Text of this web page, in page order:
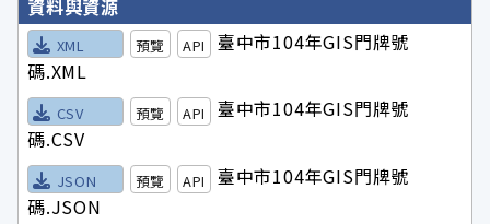
資料與資源
XML 預覽 API
臺中市104年GIS門牌號
碼.XML
CSV 預覽 API
臺中市104年GIS門牌號
碼.CSV
JSON 預覽 API
臺中市104年GIS門牌號
碼.JSON